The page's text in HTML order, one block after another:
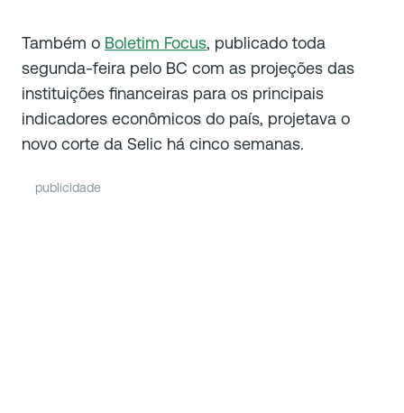
Também o Boletim Focus, publicado toda
segunda-feira pelo BC com as projeções das
instituições financeiras para os principais
indicadores econômicos do país, projetava o
novo corte da Selic há cinco semanas.
publicidade